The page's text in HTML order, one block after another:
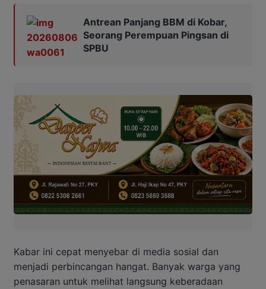
Antrean Panjang BBM di Kobar,
Seorang Perempuan Pingsan di
SPBU
Kabar ini cepat menyebar di media sosial dan
menjadi perbincangan hangat. Banyak warga yang
penasaran untuk melihat langsung keberadaan